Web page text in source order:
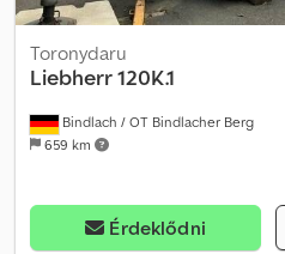
Bindlach / OT Bindlacher Berg
659 km
Toronydaru
Liebherr120K.1
Érdeklődni